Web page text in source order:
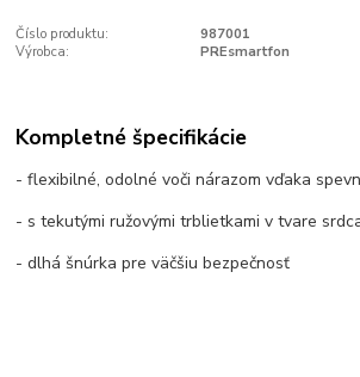
Číslo produktu:
987001
Výrobca:
PREsmartfon
Kompletné špecifikácie
- flexibilné, odolné voči nárazom vďaka
- s tekutými ružovými trblietkami v tvare
- dlhá šnúrka pre väčšiu bezpečnosť